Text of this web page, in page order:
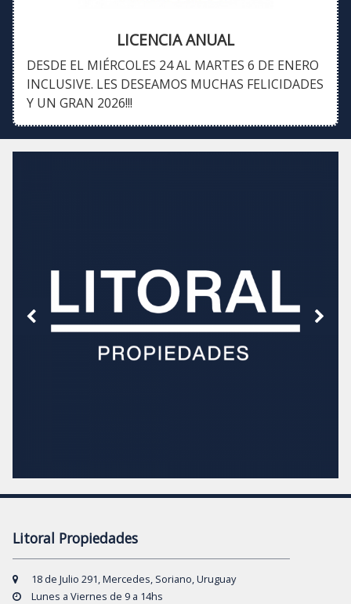
LICENCIA ANUAL
DESDE EL MIÉRCOLES 24 AL MARTES 6 DE ENERO
INCLUSIVE. LES DESEAMOS MUCHAS FELICIDADES
Y UN GRAN 2026!!!
Litoral Propiedades
18 de Julio 291, Mercedes, Soriano, Uruguay
Lunes a Viernes de 9 a 14hs